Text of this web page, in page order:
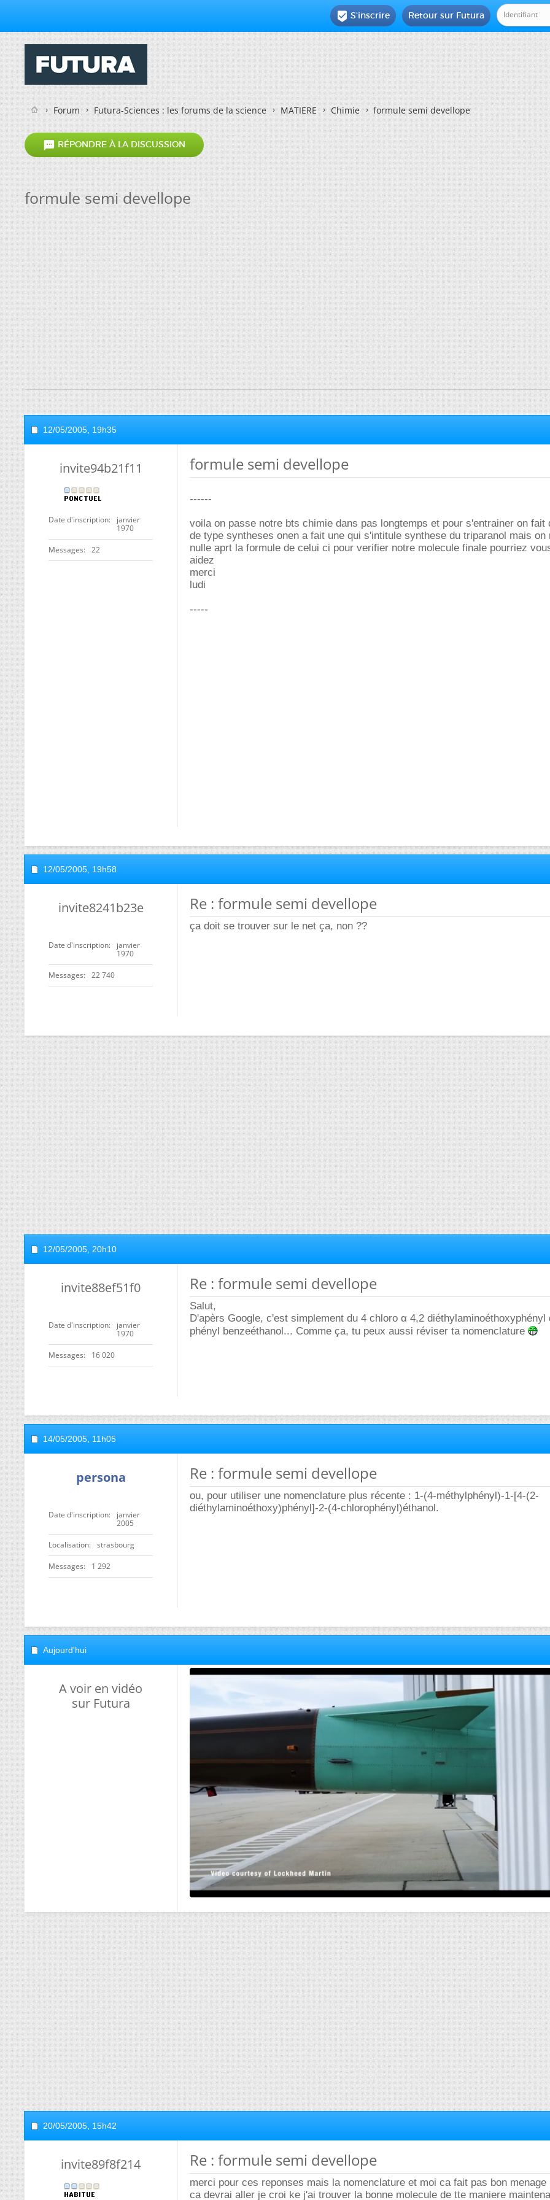
Retour sur Futura
 S'inscrire
Forum Futura-Sciences : les forums de la science MATIERE Chimie formule semi devellope
 RÉPONDRE À LA DISCUSSION
formule semi devellope
12/05/2005, 19h35
invite94b21f11
Date d'inscription
janvier
1970
Messages 22
formule semi devellope
------
voila on passe notre bts chimie dans pas longtemps et pour s'entrainer on fait
de type syntheses onen a fait une qui s'intitule synthese du triparanol mais on
nulle aprt la formule de celui ci pour verifier notre molecule finale pourriez
aidez
merci
ludi
-----
12/05/2005, 19h58
invite8241b23e
Date d'inscription
janvier
1970
Messages 22 740
Re : formule semi devellope
ça doit se trouver sur le net ça, non ??
12/05/2005, 20h10
invite88ef51f0
Date d'inscription
janvier
1970
Messages 16 020
Re : formule semi devellope
Salut,
D'apèrs Google, c'est simplement du 4 chloro α 4,2 diéthylaminoéthoxyphényl
phényl benzeéthanol... Comme ça, tu peux aussi réviser ta nomenclature
14/05/2005, 11h05
persona
Date d'inscription
janvier
2005
Localisation strasbourg
Messages 1 292
Re : formule semi devellope
ou, pour utiliser une nomenclature plus récente : 1-(4-méthylphényl)-1-[4-(2-
diéthylaminoéthoxy)phényl]-2-(4-chlorophényl)éthanol.
Aujourd'hui
A voir en vidéo
sur Futura
20/05/2005, 15h42
invite89f8f214 Re : formule semi devellope
merci pour ces reponses mais la nomenclature et moi ca fait pas bon menage
ca devrai aller je croi ke j'ai trouver la bonne molecule de tte maniere